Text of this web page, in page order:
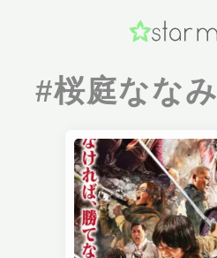
#桜庭ななみ